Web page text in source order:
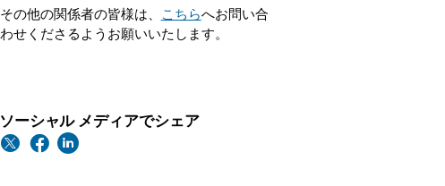
その他の関係者の皆様は、 こちらへお問い合
わせくださるようお願いいたします。
ソーシャル メディアでシェア